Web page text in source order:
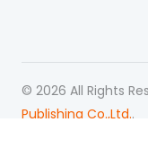
© 2026 All Rights
Publishing Co.,Ltd..